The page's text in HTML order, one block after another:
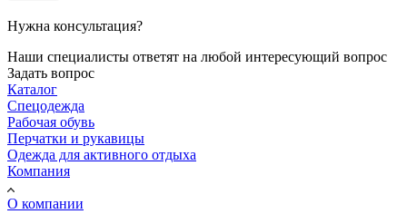
Нужна консультация?
Наши специалисты ответят на любой интересующий вопрос
Задать вопрос
Каталог
Спецодежда
Рабочая обувь
Перчатки и рукавицы
Одежда для активного отдыха
Компания
О компании